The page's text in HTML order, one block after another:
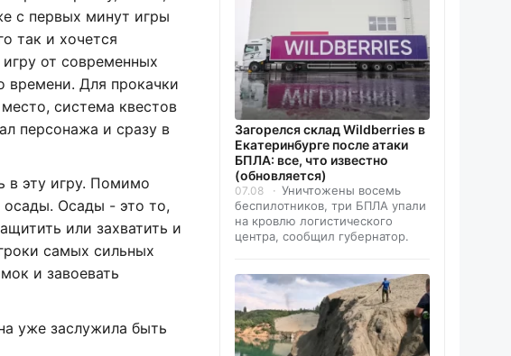
с первых минут игры
так и хочется
от современных
Для прокачки
система квестов
персонажа и сразу в
в эту игру. Помимо
осады. Осады - это то,
или захватить и
самых сильных
и завоевать
уже заслужила быть
Загорелся склад Wildberries в
Екатеринбурге после атаки
БПЛА: все, что известно
(обновляется)
07.08
Уничтожены восемь
беспилотников, три БПЛА упали
на кровлю логистического
центра, сообщил губернатор.